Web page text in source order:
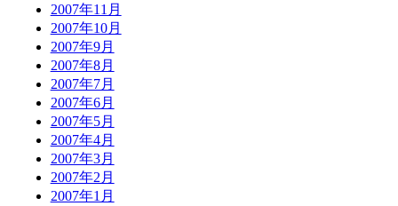
2007年11月
2007年10月
2007年9月
2007年8月
2007年7月
2007年6月
2007年5月
2007年4月
2007年3月
2007年2月
2007年1月